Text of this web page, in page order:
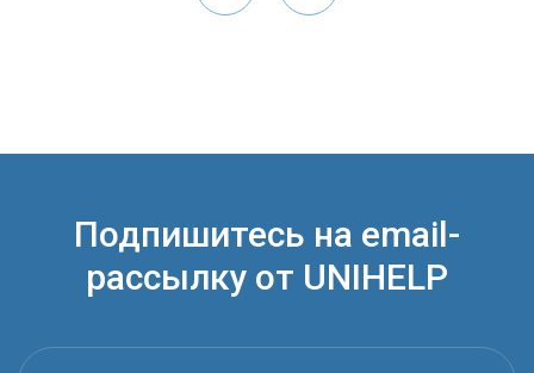
Подпишитесь на email-
рассылку от UNIHELP